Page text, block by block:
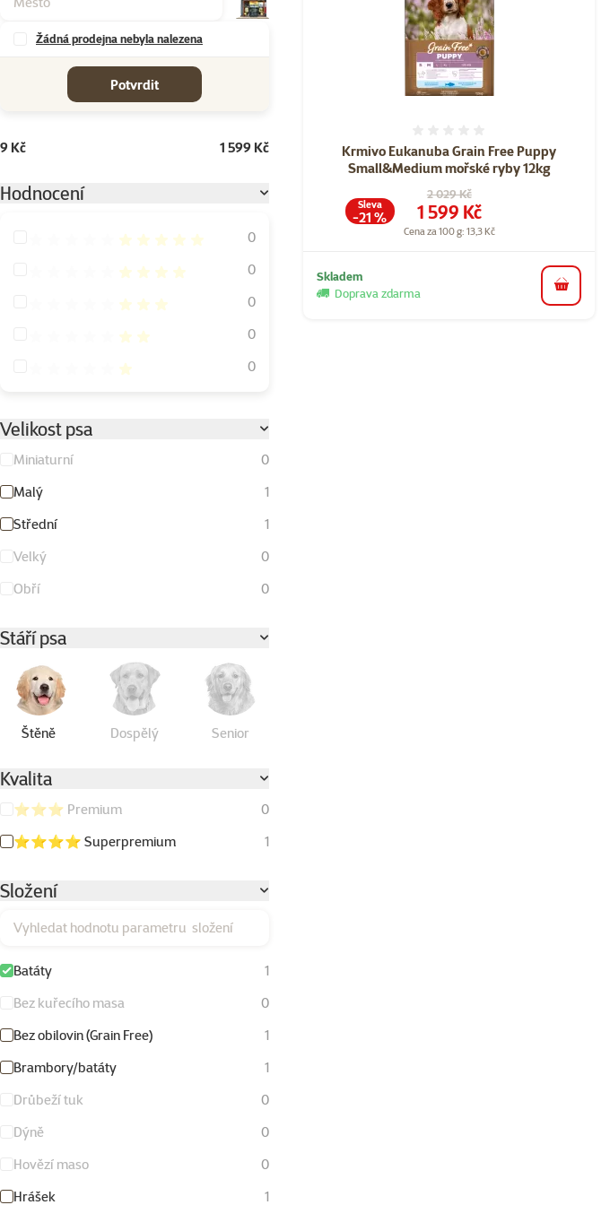
Žádná prodejna nebyla nalezena
Potvrdit
9 Kč 1 599 Kč
Hodnocení
Hodnocení 100%
0
Hodnocení 80%
0
Hodnocení 60%
0
Hodnocení 40%
0
Hodnocení 20%
0
Velikost psa
Miniaturní
0
Malý
1
Střední
1
Velký
0
Obří
0
Stáří psa
Štěně Dospělý Senior
Kvalita
⭐⭐⭐ Premium
0
⭐⭐⭐⭐ Superpremium
1
Složení
Vyhledat hodnotu parametru složení
Batáty
1
Bez kuřecího masa
0
Bez obilovin (Grain Free)
1
Brambory/batáty
1
Drůbeží tuk
0
Dýně
0
Hovězí maso
0
Hrášek
1
Krmivo Eukanuba Grain Free Puppy
Small&Medium mořské ryby 12kg
Původní cena
2 029 Kč
Cena
1 599 Kč
Cena za 100 g: 13,3 Kč
Sleva
-21 %
Skladem
Doprava zdarma
do košíku